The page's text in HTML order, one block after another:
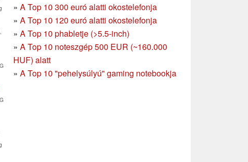
» A Top 10 300 euró alatti okostelefonja
» A Top 10 120 euró alatti okostelefonja
» A Top 10 phabletje (>5.5-inch)
» A Top 10 noteszgép 500 EUR (~160.000
HUF) alatt
» A Top 10 "pehelysúlyú" gaming notebookja